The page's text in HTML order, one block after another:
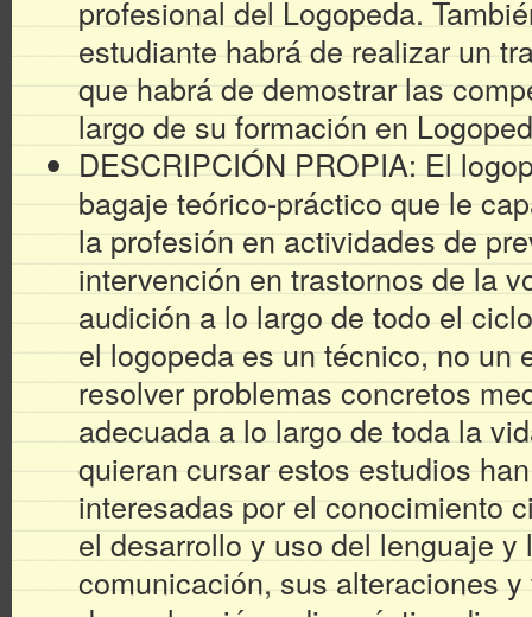
profesional del Logopeda.
estudiante habrá de realizar un
que habrá de demostrar las
largo de su formación en
DESCRIPCIÓN PROPIA: El
bagaje teórico-práctico que le
la profesión en actividades de
intervención en trastornos de la
audición a lo largo de todo el
el logopeda es un técnico, no un
resolver problemas concretos
adecuada a lo largo de toda la
quieran cursar estos estudios
interesadas por el conocimiento
el desarrollo y uso del lenguaje y
comunicación, sus alteraciones